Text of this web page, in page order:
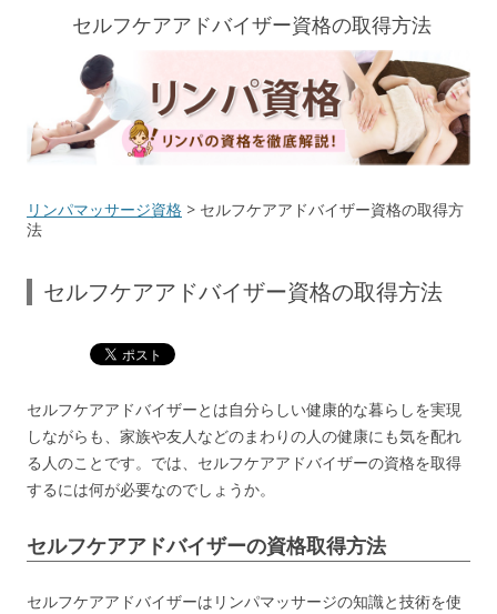
セルフケアアドバイザー資格の取得方法
リンパマッサージ資格 > セルフケアアドバイザー資格の取得方
法
セルフケアアドバイザー資格の取得方法
セルフケアアドバイザーとは自分らしい健康的な暮らしを実現
しながらも、家族や友人などのまわりの人の健康にも気を配れ
る人のことです。では、セルフケアアドバイザーの資格を取得
するには何が必要なのでしょうか。
セルフケアアドバイザーの資格取得方法
セルフケアアドバイザーはリンパマッサージの知識と技術を使